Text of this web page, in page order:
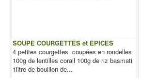
SOUPE COURGETTES et EPICES
4 petites courgettes coupées en rondelles
100g de lentilles corail 100g de riz basmati
1litre de bouillon de...